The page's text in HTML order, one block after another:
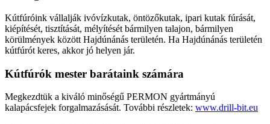
Kútfúróink vállalják ivóvízkutak, öntözőkutak, ipari kutak fúrását,
kiépítését, tisztítását, mélyítését bármilyen talajon, bármilyen
körülmények között Hajdúnánás területén. Ha Hajdúnánás területén
kútfúrót keres, akkor jó helyen jár.
Kútfúrók mester barátaink számára
Megkezdtük a kiváló minőségű PERMON gyártmányú
kalapácsfejek forgalmazásását. További részletek: www.drill-bit.eu